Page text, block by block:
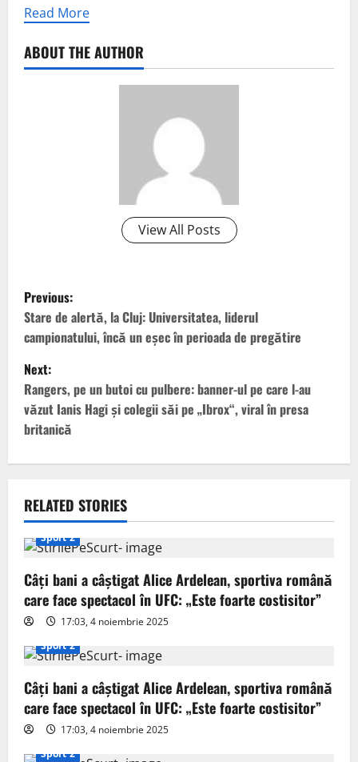
Read More
ABOUT THE AUTHOR
View All Posts
P
o
s
t
n
a
v
i
g
a
t
i
o
n
Previous:
Stare de alertă, la Cluj: Universitatea, liderul
campionatului, încă un eșec în perioada de pregătire
Next:
Rangers, pe un butoi cu pulbere: banner-ul pe care l-au
văzut Ianis Hagi și colegii săi pe „Ibrox“, viral în presa
britanică
RELATED STORIES
Sport 2
Câți bani a câștigat Alice Ardelean, sportiva română
care face spectacol în UFC: „Este foarte costisitor”
17:03, 4 noiembrie 2025
Sport 2
Câți bani a câștigat Alice Ardelean, sportiva română
care face spectacol în UFC: „Este foarte costisitor”
17:03, 4 noiembrie 2025
Sport 2